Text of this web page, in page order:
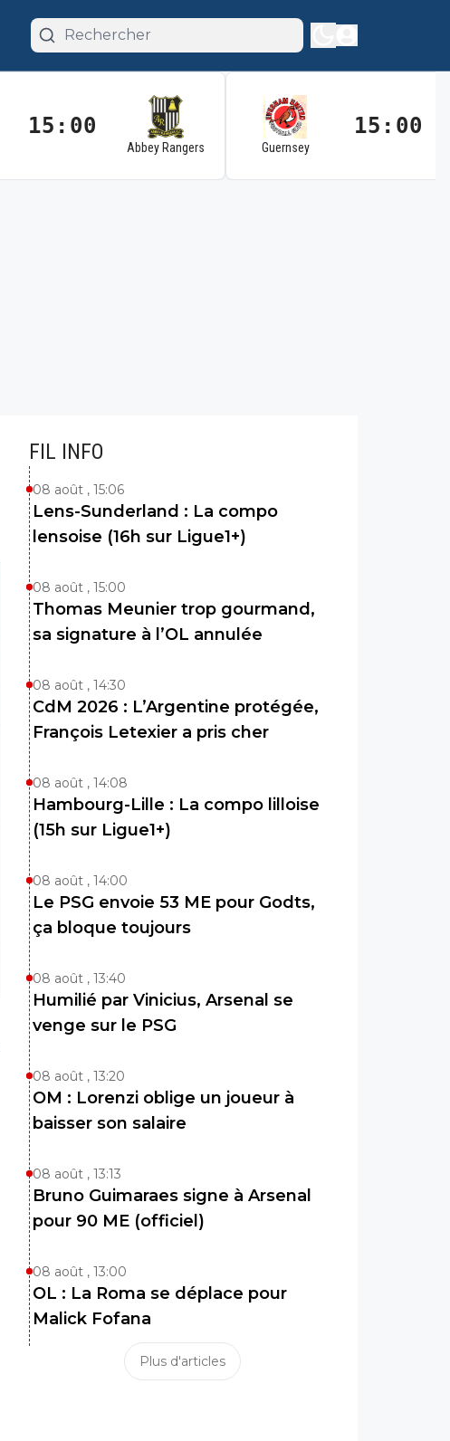
15:00
Abbey Rangers Guernsey
15:00
FIL INFO
08 août , 15:06
Lens-Sunderland : La compo
lensoise (16h sur Ligue1+)
08 août , 15:00
Thomas Meunier trop gourmand,
sa signature à l’OL annulée
08 août , 14:30
CdM 2026 : L’Argentine protégée,
François Letexier a pris cher
08 août , 14:08
Hambourg-Lille : La compo lilloise
(15h sur Ligue1+)
08 août , 14:00
Le PSG envoie 53 ME pour Godts,
ça bloque toujours
08 août , 13:40
Humilié par Vinicius, Arsenal se
venge sur le PSG
08 août , 13:20
OM : Lorenzi oblige un joueur à
baisser son salaire
08 août , 13:13
Bruno Guimaraes signe à Arsenal
pour 90 ME (officiel)
08 août , 13:00
OL : La Roma se déplace pour
Malick Fofana
Plus d'articles